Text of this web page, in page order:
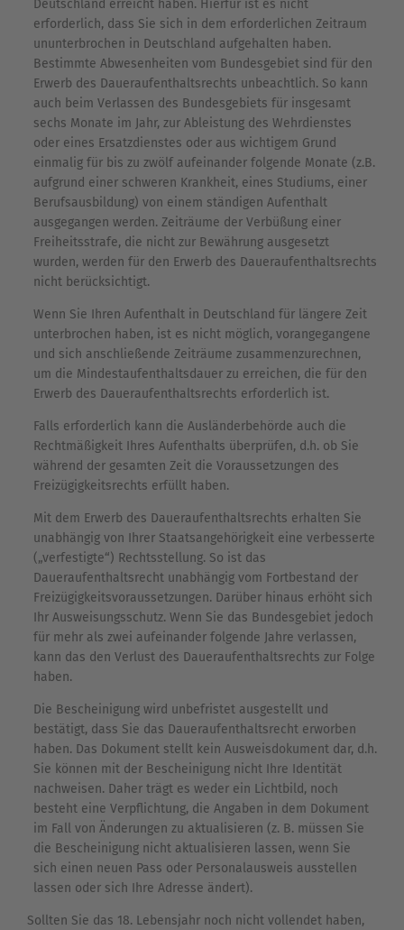
Deutschland erreicht haben. Hierfür ist es nicht
erforderlich, dass Sie sich in dem erforderlichen Zeitraum
ununterbrochen in Deutschland aufgehalten haben.
Bestimmte Abwesenheiten vom Bundesgebiet sind für den
Erwerb des Daueraufenthaltsrechts unbeachtlich. So kann
auch beim Verlassen des Bundesgebiets für insgesamt
sechs Monate im Jahr, zur Ableistung des Wehrdienstes
oder eines Ersatzdienstes oder aus wichtigem Grund
einmalig für bis zu zwölf aufeinander folgende Monate (z.B.
aufgrund einer schweren Krankheit, eines Studiums, einer
Berufsausbildung) von einem ständigen Aufenthalt
ausgegangen werden. Zeiträume der Verbüßung einer
Freiheitsstrafe, die nicht zur Bewährung ausgesetzt
wurden, werden für den Erwerb des Daueraufenthaltsrechts
nicht berücksichtigt.
Wenn Sie Ihren Aufenthalt in Deutschland für längere Zeit
unterbrochen haben, ist es nicht möglich, vorangegangene
und sich anschließende Zeiträume zusammenzurechnen,
um die Mindestaufenthaltsdauer zu erreichen, die für den
Erwerb des Daueraufenthaltsrechts erforderlich ist.
Falls erforderlich kann die Ausländerbehörde auch die
Rechtmäßigkeit Ihres Aufenthalts überprüfen, d.h. ob Sie
während der gesamten Zeit die Voraussetzungen des
Freizügigkeitsrechts erfüllt haben.
Mit dem Erwerb des Daueraufenthaltsrechts erhalten Sie
unabhängig von Ihrer Staatsangehörigkeit eine verbesserte
(„verfestigte“) Rechtsstellung. So ist das
Daueraufenthaltsrecht unabhängig vom Fortbestand der
Freizügigkeitsvoraussetzungen. Darüber hinaus erhöht sich
Ihr Ausweisungsschutz. Wenn Sie das Bundesgebiet jedoch
für mehr als zwei aufeinander folgende Jahre verlassen,
kann das den Verlust des Daueraufenthaltsrechts zur Folge
haben.
Die Bescheinigung wird unbefristet ausgestellt und
bestätigt, dass Sie das Daueraufenthaltsrecht erworben
haben. Das Dokument stellt kein Ausweisdokument dar, d.h.
Sie können mit der Bescheinigung nicht Ihre Identität
nachweisen. Daher trägt es weder ein Lichtbild, noch
besteht eine Verpflichtung, die Angaben in dem Dokument
im Fall von Änderungen zu aktualisieren (z. B. müssen Sie
die Bescheinigung nicht aktualisieren lassen, wenn Sie
sich einen neuen Pass oder Personalausweis ausstellen
lassen oder sich Ihre Adresse ändert).
Sollten Sie das 18. Lebensjahr noch nicht vollendet haben,